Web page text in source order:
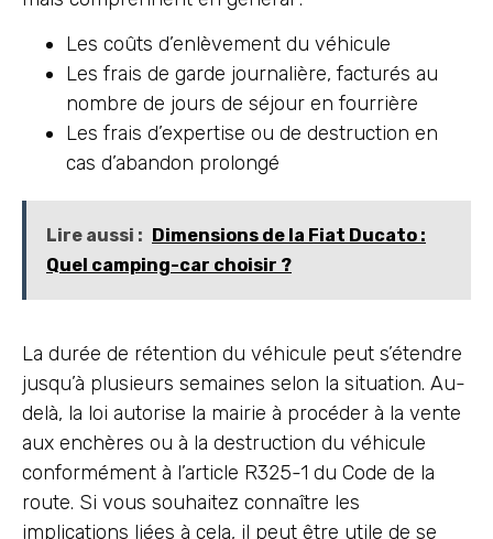
Les coûts d’enlèvement du véhicule
Les frais de garde journalière, facturés au
nombre de jours de séjour en fourrière
Les frais d’expertise ou de destruction en
cas d’abandon prolongé
Lire aussi :
Dimensions de la Fiat Ducato :
Quel camping-car choisir ?
La durée de rétention du véhicule peut s’étendre
jusqu’à plusieurs semaines selon la situation. Au-
delà, la loi autorise la mairie à procéder à la vente
aux enchères ou à la destruction du véhicule
conformément à l’article R325-1 du Code de la
route. Si vous souhaitez connaître les
implications liées à cela, il peut être utile de se